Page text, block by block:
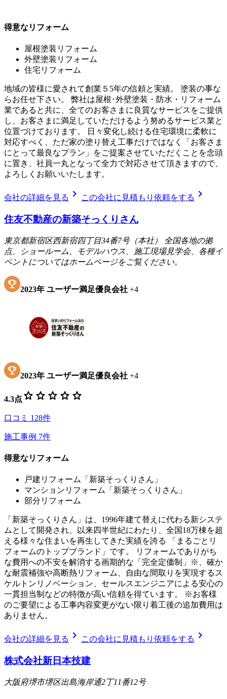
得意なリフォーム
屋根塗装リフォーム
外壁塗装リフォーム
住宅リフォーム
地域の皆様に愛されて創業５5年の信頼と実績。 塗装の事な
らお任せ下さい。 弊社は屋根･外壁塗装・防水・リフォーム
業であると共に、全てのお客さまに良質なサービスをご提供
し、お客さまに満足していただけるよう努めるサービス業と
位置づけております。 日々変化し続ける住宅環境に柔軟に
対応すべく、ただ家の塗り替え工事だけではなく「お客さま
にとって最良なプラン」をご提案させていただくことを念頭
に置き、社員一丸となって全力で対応させて頂きますので、
よろしくお願いいたします。
会社の詳細を見る chevron_right この会社に見積もり依頼をする chevron_right
住友不動産の新築そっくりさん
東京都新宿区西新宿四丁目34番7号（本社） 全国各地の拠
点、ショールーム、モデルハウス、施工現場見学会、各種イ
ベントについてはホームページをご覧ください。
2023年 ユーザー満足優良会社 +4
2023年 ユーザー満足優良会社 +4
4.3点 star star star star star
口コミ 128件
施工事例 7件
得意なリフォーム
戸建リフォーム「新築そっくりさん」
マンションリフォーム「新築そっくりさん」
部分リフォーム
「新築そっくりさん」は、1996年建て替えに代わる新システ
ムとして開発され、以来四半世紀にわたり、全国18万棟を超
える様々な住まいを再生してきた実績を誇る 「まるごとリ
フォームのトップブランド」です。 リフォームでありがち
な費用への不安を解消する画期的な「完全定価制」※、確か
な耐震補強や高断熱リフォーム、自由な間取りを実現するス
ケルトンリノベーション、セールスエンジニアによる安心の
一貫担当制などの特徴が高い信頼を得ています。 ※お客様
のご要望による工事内容変更がない限り着工後の追加費用は
ありません。
会社の詳細を見る chevron_right この会社に見積もり依頼をする chevron_right
株式会社新日本技建
大阪府堺市堺区出島海岸通2丁11番12号